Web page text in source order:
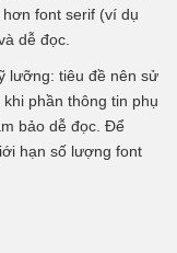
font serif (ví dụ
dễ đọc.
lưỡng: tiêu đề nên sử
phần thông tin phụ
bảo dễ đọc. Để
hạn số lượng font